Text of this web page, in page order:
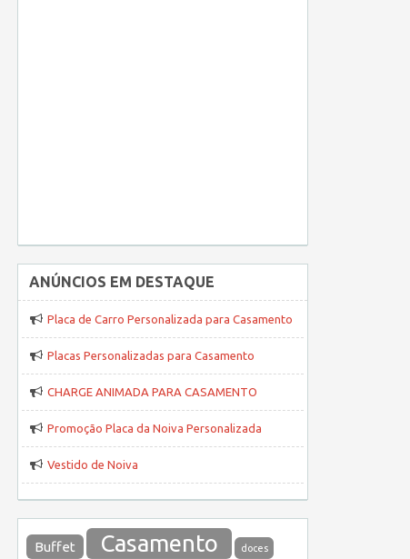
ANÚNCIOS EM DESTAQUE
Placa de Carro Personalizada para Casamento
Placas Personalizadas para Casamento
CHARGE ANIMADA PARA CASAMENTO
Promoção Placa da Noiva Personalizada
Vestido de Noiva
Buffet Casamento doces